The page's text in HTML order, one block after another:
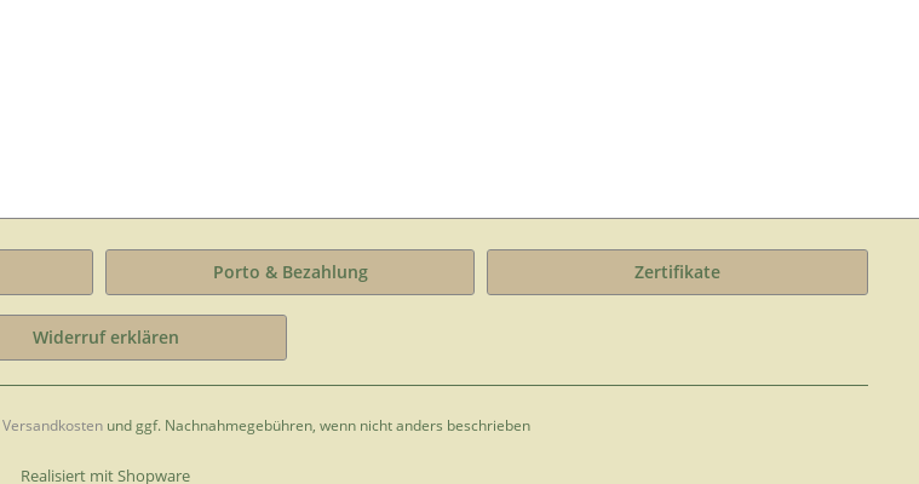
Porto & Bezahlung Zertifikate
Widerruf erklären
Versandkostenund ggf. Nachnahmegebühren, wenn nicht anders beschrieben
Realisiert mit Shopware